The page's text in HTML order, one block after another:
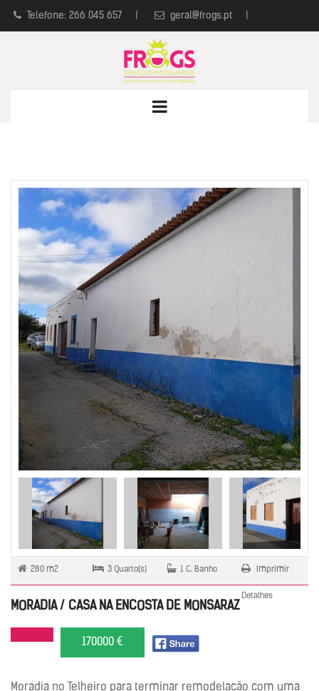
Telefone: 266 045 657 geral@frogs.pt
Política de Privacidade | Livro de Reclamações
280 m2 3 Quarto(s) 1 C. Banho Imprimir
Detalhes
MORADIA / CASA NA ENCOSTA DE MONSARAZ
170000 €
Moradia no Telheiro para terminar remodelação com uma